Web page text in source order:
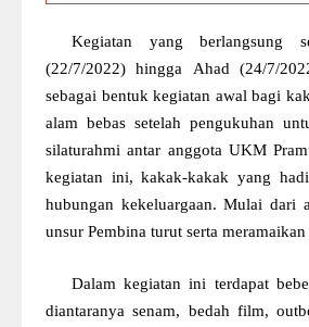
Kegiatan yang
(22/7/2022)hingga Ahad (24/7/
sebagai bentuk kegiatan awal bagi
alam bebas setelah pengukuhan
silaturahmiantar anggota UKM
kegiatan ini, kakak-kakak yang
hubungan kekeluargaan. Mulai dari
unsur Pembina turut serta
Dalam kegiatan ini terdapat
diantaranya senam, bedahfilm,